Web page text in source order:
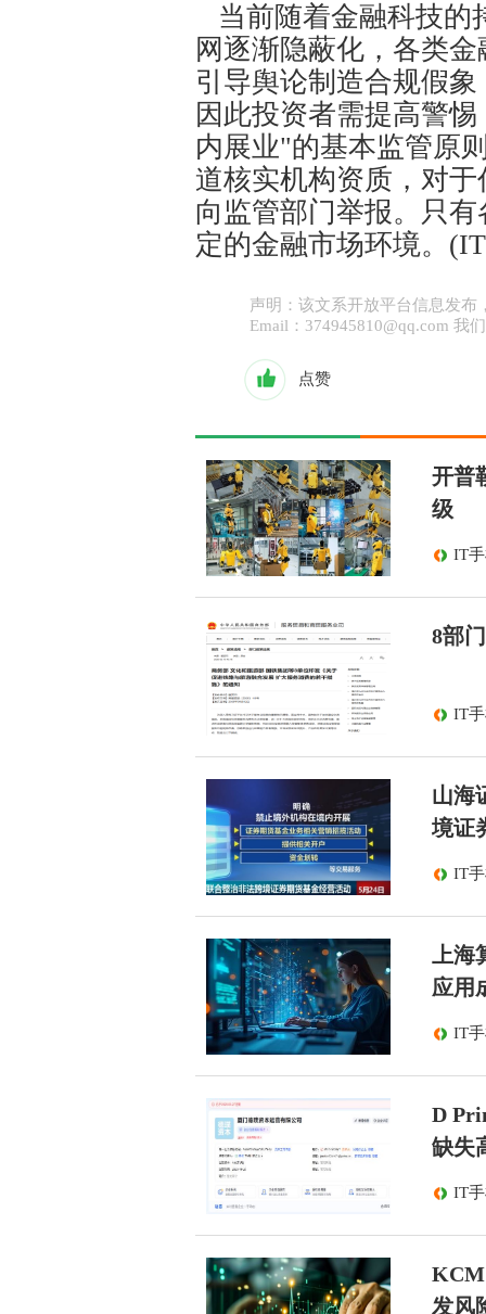
当前随着金融科技的
网逐渐隐蔽化，各类
引导舆论制造合规假
因此投资者需提高警
内展业"的基本监管原
道核实机构资质，对
向监管部门举报。只
定的金融市场环境。
声明：该文系开放平台信息发
Email：374945810@qq.com 我
点赞
开普
级
IT
8部
IT
山海
境证
IT
上海
应用
IT
D
缺失
IT
KCM
发风